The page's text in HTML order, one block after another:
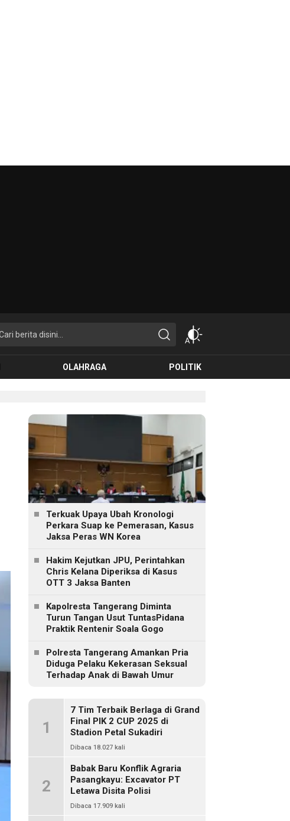
OLAHRAGA POLITIK
Terkuak Upaya Ubah Kronologi
Perkara Suap ke Pemerasan, Kasus
Jaksa Peras WN Korea
Hakim Kejutkan JPU, Perintahkan
Chris Kelana Diperiksa di Kasus
OTT 3 Jaksa Banten
Kapolresta Tangerang Diminta
Turun Tangan Usut TuntasPidana
Praktik Rentenir Soala Gogo
Polresta Tangerang Amankan Pria
Diduga Pelaku Kekerasan Seksual
Terhadap Anak di Bawah Umur
1
7 Tim Terbaik Berlaga di Grand
Final PIK 2 CUP 2025 di
Stadion Petal Sukadiri
Dibaca 18.027 kali
2
Babak Baru Konflik Agraria
Pasangkayu: Excavator PT
Letawa Disita Polisi
Dibaca 17.909 kali